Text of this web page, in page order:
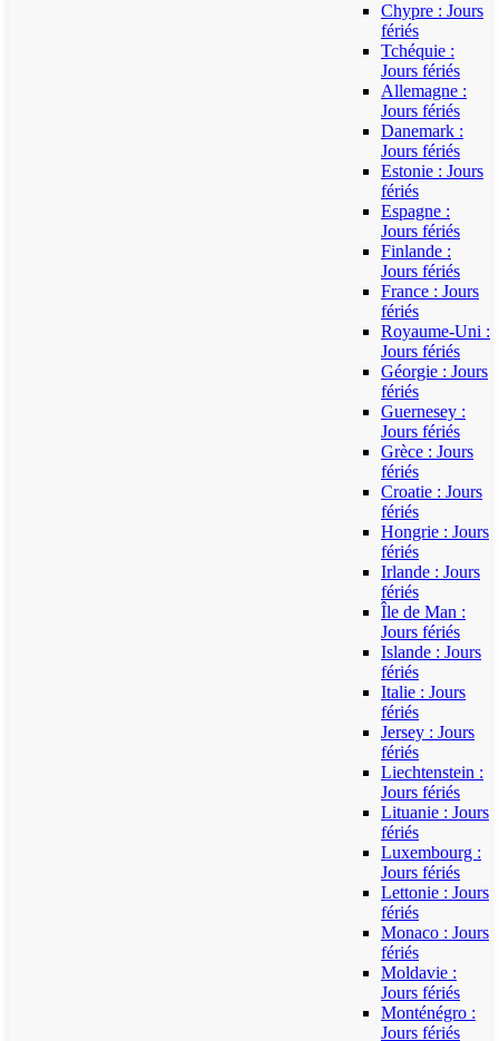
Chypre : Jours
fériés
Tchéquie :
Jours fériés
Allemagne :
Jours fériés
Danemark :
Jours fériés
Estonie : Jours
fériés
Espagne :
Jours fériés
Finlande :
Jours fériés
France : Jours
fériés
Royaume-Uni :
Jours fériés
Géorgie : Jours
fériés
Guernesey :
Jours fériés
Grèce : Jours
fériés
Croatie : Jours
fériés
Hongrie : Jours
fériés
Irlande : Jours
fériés
Île de Man :
Jours fériés
Islande : Jours
fériés
Italie : Jours
fériés
Jersey : Jours
fériés
Liechtenstein :
Jours fériés
Lituanie : Jours
fériés
Luxembourg :
Jours fériés
Lettonie : Jours
fériés
Monaco : Jours
fériés
Moldavie :
Jours fériés
Monténégro :
Jours fériés